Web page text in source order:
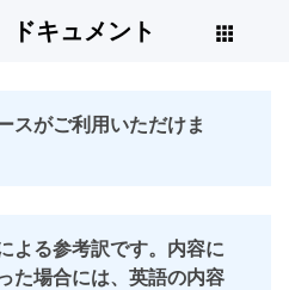
ドキュメント
スがご利用いただけま
よる参考訳です。内容に
た場合には、英語の内容